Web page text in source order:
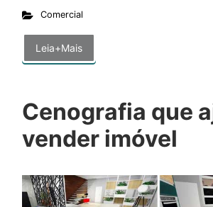
Comercial
Leia+Mais
Cenografia que
vender imóvel